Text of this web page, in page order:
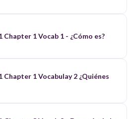
Chapter 1 Vocab 1 - ¿Cómo es?
Chapter 1 Vocabulay 2 ¿Quiénes